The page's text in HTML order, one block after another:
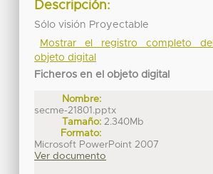
Descripción:
Sólo visión Proyectable
Mostrar el registro completo del
objeto digital
Ficheros en el objeto digital
Nombre:
secme-21801.pptx
Tamaño: 2.340Mb
Formato:
Microsoft PowerPoint 2007
Ver documento